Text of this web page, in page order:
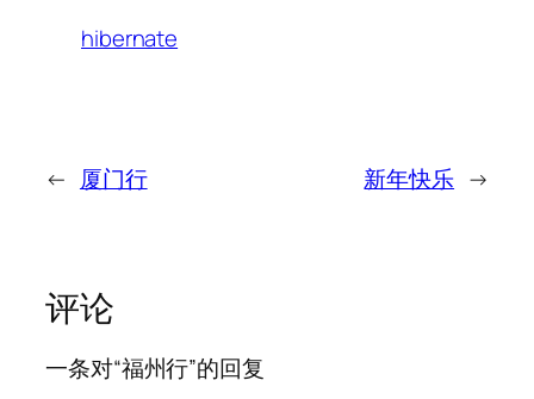
hibernate
← 厦门行 新年快乐 →
评论
一条对“福州行”的回复